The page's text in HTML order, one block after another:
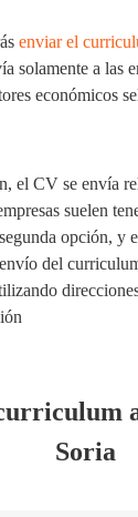
enviar el
solamente a las
económicos
el CV se envía
suelen
opción, y
del
Soria